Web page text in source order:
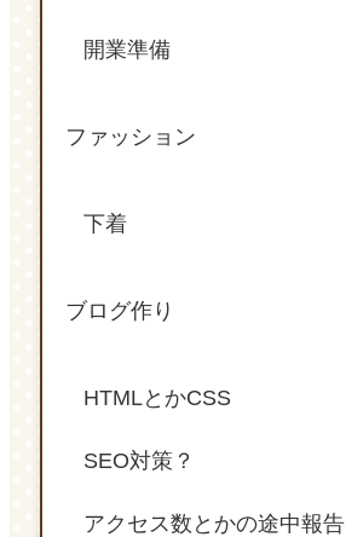
開業準備
ファッション
下着
ブログ作り
HTMLとかCSS
SEO対策？
アクセス数とかの途中報告